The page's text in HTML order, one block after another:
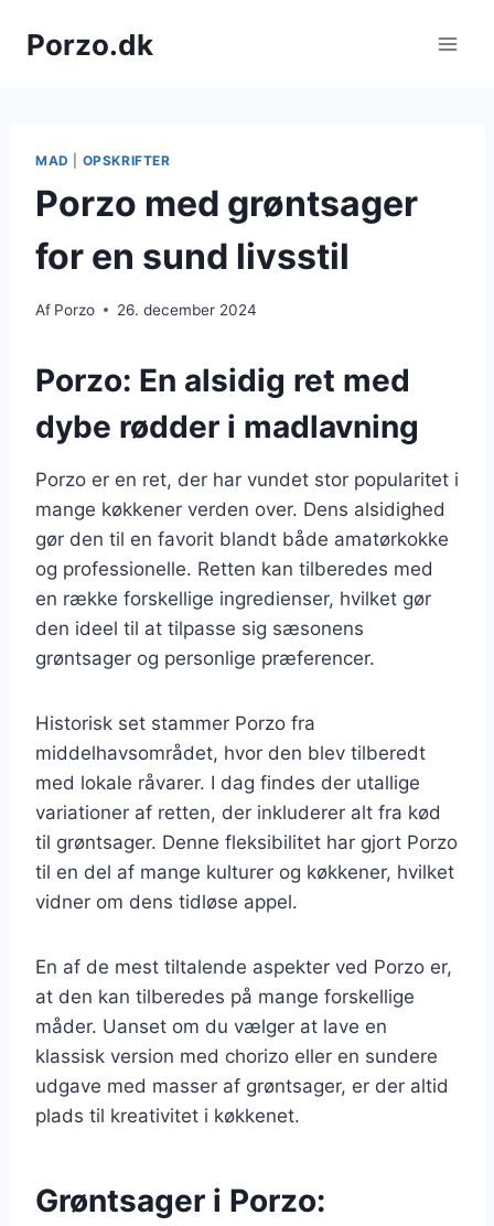
Porzo.dk
MAD OPSKRIFTER
Porzo med grøntsager
for en sund livsstil
Af Porzo 26. december 2024
Porzo: En alsidig ret med
dybe rødder i madlavning
Porzo er en ret, der har vundet stor popularitet i
mange køkkener verden over. Dens alsidighed
gør den til en favorit blandt både amatørkokke
og professionelle. Retten kan tilberedes med
en række forskellige ingredienser, hvilket gør
den ideel til at tilpasse sig sæsonens
grøntsager og personlige præferencer.
Historisk set stammer Porzo fra
middelhavsområdet, hvor den blev tilberedt
med lokale råvarer. I dag findes der utallige
variationer af retten, der inkluderer alt fra kød
til grøntsager. Denne fleksibilitet har gjort Porzo
til en del af mange kulturer og køkkener, hvilket
vidner om dens tidløse appel.
En af de mest tiltalende aspekter ved Porzo er,
at den kan tilberedes på mange forskellige
måder. Uanset om du vælger at lave en
klassisk version med chorizo eller en sundere
udgave med masser af grøntsager, er der altid
plads til kreativitet i køkkenet.
Grøntsager i Porzo: